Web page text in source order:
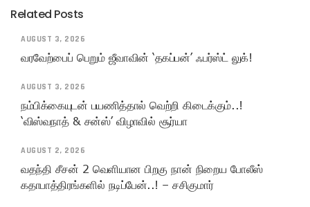
Related Posts
AUGUST 3, 2026
வரவேற்பைப் பெறும் ஜீவாவின் ‘தகப்பன்’ ஃபர்ஸ்ட் லுக்!
AUGUST 3, 2026
நம்பிக்கையுடன் பயணித்தால் வெற்றி கிடைக்கும்..!
‘விஸ்வநாத் & சன்ஸ்’ விழாவில் சூர்யா
AUGUST 2, 2026
வதந்தி சீசன் 2 வெளியான பிறகு நான் நிறைய போலீஸ்
கதாபாத்திரங்களில் நடிப்பேன்..! – சசிகுமார்